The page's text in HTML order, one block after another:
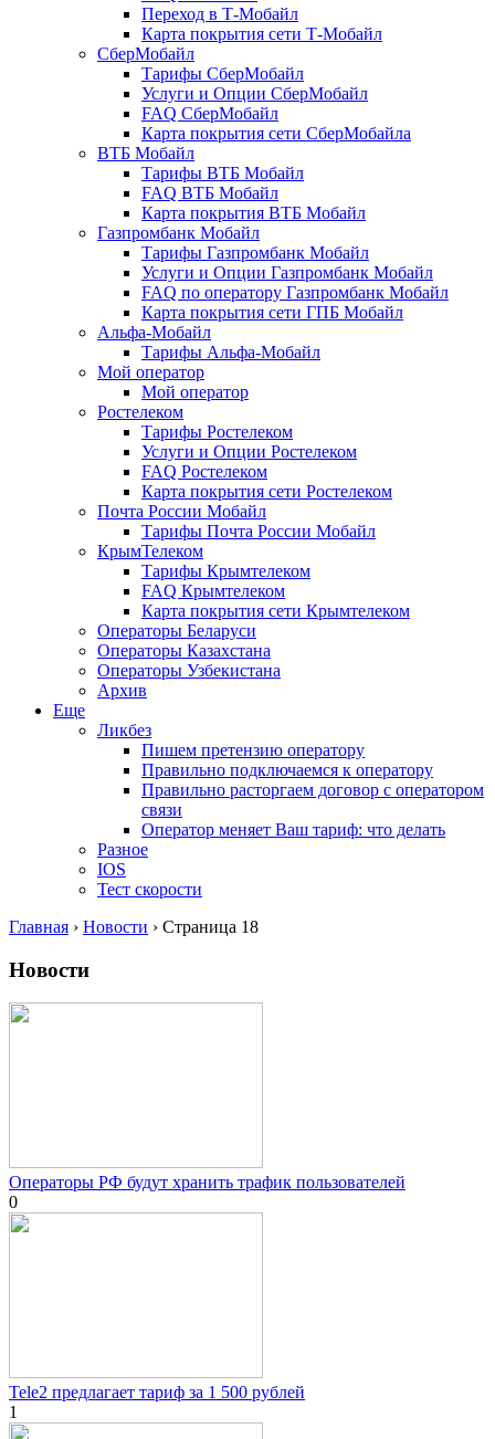
Переход в Т-Мобайл
Карта покрытия сети Т-Мобайл
СберМобайл
Тарифы СберМобайл
Услуги и Опции СберМобайл
FAQ СберМобайл
Карта покрытия сети СберМобайлa
ВТБ Мобайл
Тарифы ВТБ Мобайл
FAQ ВТБ Мобайл
Карта покрытия ВТБ Мобайл
Газпромбанк Мобайл
Тарифы Газпромбанк Мобайл
Услуги и Опции Газпромбанк Мобайл
FAQ по оператору Газпромбанк Мобайл
Карта покрытия сети ГПБ Мобайл
Альфа-Мобайл
Тарифы Альфа-Мобайл
Мой оператор
Мой оператор
Ростелеком
Тарифы Ростелеком
Услуги и Опции Ростелеком
FAQ Ростелеком
Карта покрытия сети Ростелеком
Почта России Мобайл
Тарифы Почта России Мобайл
КрымТелеком
Тарифы Крымтелеком
FAQ Крымтелеком
Карта покрытия сети Крымтелеком
Операторы Беларуси
Операторы Казахстана
Операторы Узбекистана
Архив
Еще
Ликбез
Пишем претензию оператору
Правильно подключаемся к оператору
Правильно расторгаем договор с оператором
связи
Оператор меняет Ваш тариф: что делать
Разное
IOS
Тест скорости
Главная › Новости › Страница 18
Новости
Операторы РФ будут хранить трафик пользователей
0
Tele2 предлагает тариф за 1 500 рублей
1